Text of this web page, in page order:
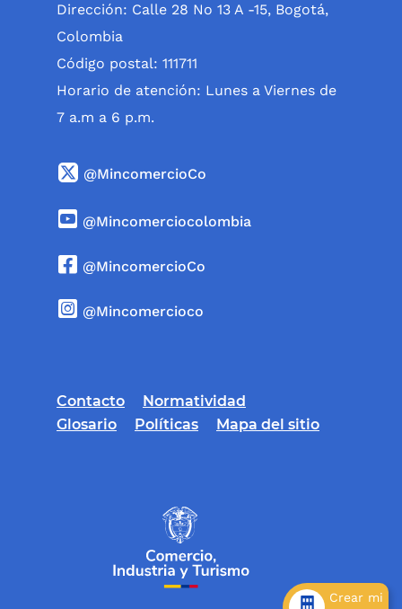
Dirección: Calle 28 No 13 A -15, Bogotá,
Colombia
Código postal: 111711
Horario de atención: Lunes a Viernes de
7 a.m a 6 p.m.
@MincomercioCo
@Mincomerciocolombia
@MincomercioCo
@Mincomercioco
Contacto
Normatividad
Glosario
Políticas Mapa del sitio